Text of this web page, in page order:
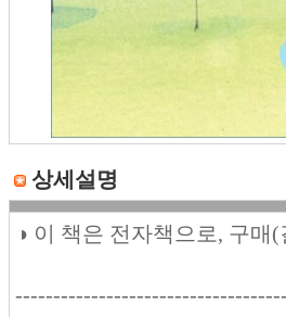
상세설명
◑ 이 책은 전자책으로, 구매